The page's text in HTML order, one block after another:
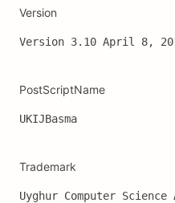
Version
Version 3.10 April 8,
PostScriptName
UKIJBasma
Trademark
Uyghur Computer